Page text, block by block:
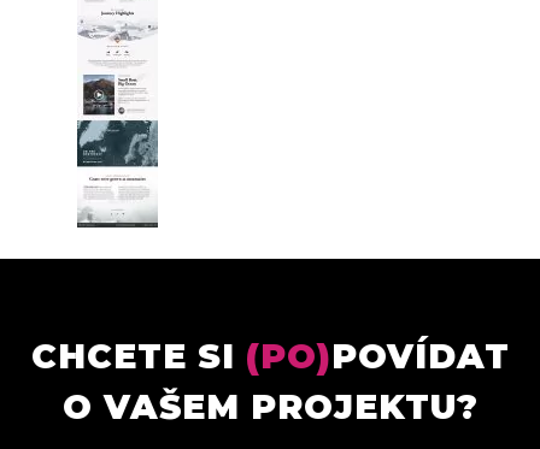
CHCETE SI (PO)POVÍDAT
O VAŠEM PROJEKTU?